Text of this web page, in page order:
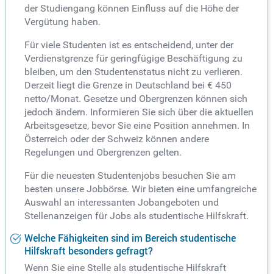
der Studiengang können Einfluss auf die Höhe der
Vergütung haben.
Für viele Studenten ist es entscheidend, unter der
Verdienstgrenze für geringfügige Beschäftigung zu
bleiben, um den Studentenstatus nicht zu verlieren.
Derzeit liegt die Grenze in Deutschland bei € 450
netto/Monat. Gesetze und Obergrenzen können sich
jedoch ändern. Informieren Sie sich über die aktuellen
Arbeitsgesetze, bevor Sie eine Position annehmen. In
Österreich oder der Schweiz können andere
Regelungen und Obergrenzen gelten.
Für die neuesten Studentenjobs besuchen Sie am
besten unsere Jobbörse. Wir bieten eine umfangreiche
Auswahl an interessanten Jobangeboten und
Stellenanzeigen für Jobs als studentische Hilfskraft.
Welche Fähigkeiten sind im Bereich studentische
Hilfskraft besonders gefragt?
Wenn Sie eine Stelle als studentische Hilfskraft